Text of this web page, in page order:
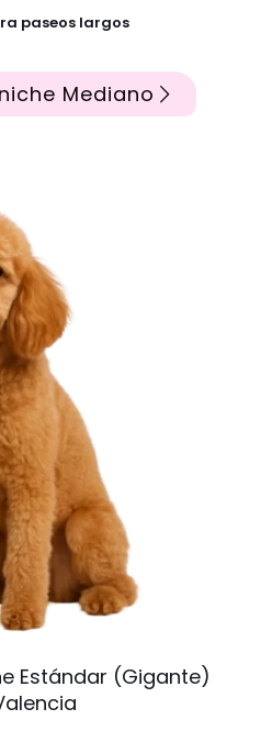
paseos largos
Mediano
Estándar (Gigante)